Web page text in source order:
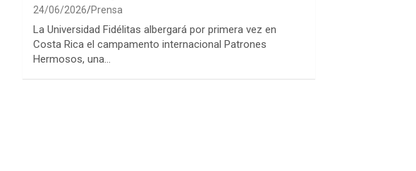
24/06/2026 Prensa
La Universidad Fidélitas albergará por primera vez en
Costa Rica el campamento internacional Patrones
Hermosos, una…